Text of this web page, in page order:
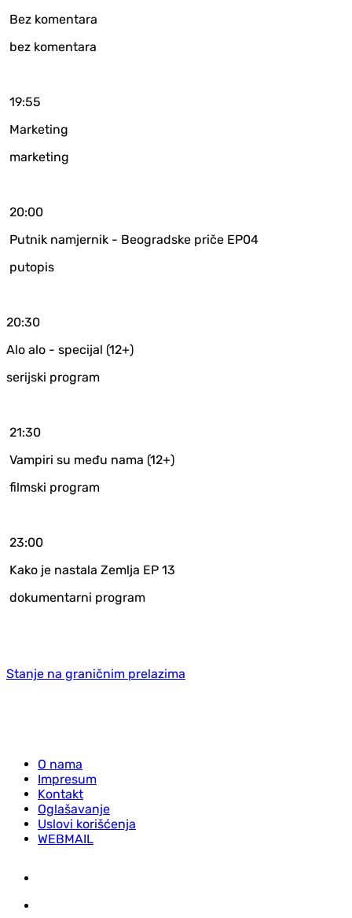
Bez komentara
bez komentara
19:55
Marketing
marketing
20:00
Putnik namjernik - Beogradske priče EP04
putopis
20:30
Alo alo - specijal (12+)
serijski program
21:30
Vampiri su među nama (12+)
filmski program
23:00
Kako je nastala Zemlja EP 13
dokumentarni program
Stanje na graničnim prelazima
O nama
Impresum
Kontakt
Oglašavanje
Uslovi korišćenja
WEBMAIL